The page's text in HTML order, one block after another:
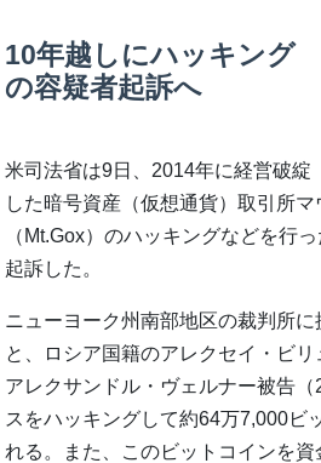
10年越しにハッキング
の容疑者起訴へ
米司法省は9日、2014年に経営破綻
した暗号資産（仮想通貨）取引所マ
（Mt.Gox）のハッキングなどを行
起訴した。
ニューヨーク州南部地区の裁判所
と、ロシア国籍のアレクセイ・ビ
アレクサンドル・ヴェルナー被告
スをハッキングして約64万7,000ビ
れる。また、このビットコインを